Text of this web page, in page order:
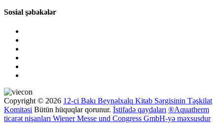
Sosial şəbəkələr
Copyright © 2026 12-ci Bakı Beynəlxalq Kitab Sərgisinin Təşkilat
Komitəsi Bütün hüquqlar qorunur. İstifadə qaydaları ®Aquatherm
ticarət nişanları Wiener Messe und Congress GmbH-yə məxsusdur